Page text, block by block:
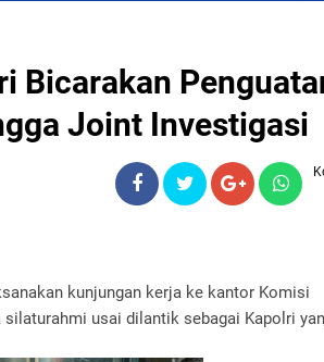
Bicarakan
Joint Investigasi
kunjungan kerja ke kantor Komisi
usai dilantik sebagai Kapolri